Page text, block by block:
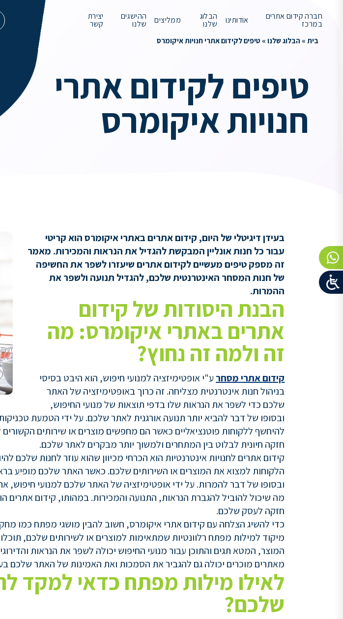
חברה קידום אתרים
במרכז אודותינו הבלוג
שלנו ממליצים ההישגים
שלנו
יצירת
קשר
בית » הבלוג שלנו » טיפים לקידום אתרי חנויות איקומרס
טיפים לקידום אתרי
חנויות איקומרס
בעידןדיגיטלי של היום, קידוםאתריםבאתרי איקומרסהואקריטי
עבור כל חנות אונלייןהמבקשתלהגדילאתהנראותוהמכירות. מאמר
זה מספקטיפיםמעשייםלקידוםאתריםשיעזרולשפראתהחשיפה
של חנותהמסחר האינטרנטיתשלכם,להגדיל תנועה ולשפראת
ההמרות.
הבנת היסודות של קידום
אתרים באתרי איקומרס: מה
זה ולמה זה נחוץ?
קידוםאתרי מסחר ע"י אופטימיזציה למנועי חיפוש, הוא היבט בסיסי
בניהול חנות אינטרנטית מצליחה. זה כרוך באופטימיזציה של האתר
שלכם כדי לשפר את הנראות שלו בדפי תוצאות של מנועי החיפוש,
ובסופו של דבר להביא יותר תנועה אורגנית לאתר שלכם. על ידי הטמעת
להיחשף ללקוחות פוטנציאליים כאשר הם מחפשים מוצרים או שירותים
חזקה חיונית לבלוט בין המתחרים ולמשוך יותר מבקרים לאתר שלכם.
קידום אתרים לחנויות אינטרנטיות הוא הכרחי מכיוון שהוא עוזר לחנות
הלקוחות למצוא את המוצרים או השירותים שלכם. כאשר האתר שלכם מופיע
ובסופו של דבר להמרות. על ידי אופטימיזציה של האתר שלכם למנועי חיפוש,
מה שיכול להוביל להגברת הנראות, התנועה והמכירות. במהותו, קידום אתרים
חזקה לעסק שלכם.
כדי להשיג הצלחה עם קידום אתרי איקומרס, חשוב להבין מושגי מפתח כמו
מיקוד למילות מפתח רלוונטיות שמתאימות למוצרים או לשירותים שלכם,
המוצר, המטא תגים והתוכן עבור מנועי החיפוש יכולה לשפר את הנראות
מאתרים מוכרים יכולה גם להגביר את הסמכות ואת האמינות של האתר שלכם
לאילו מילות מפתח כדאי למקד
שלכם?